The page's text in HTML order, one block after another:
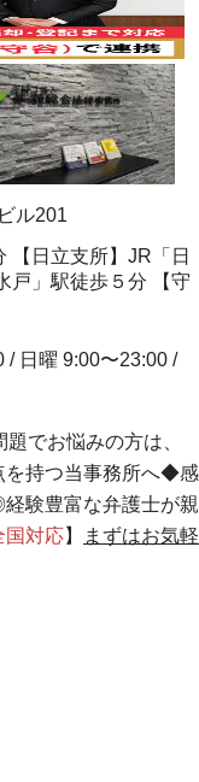
ル201
【日立支所】JR「日
戸」駅徒歩５分 【守
/ 日曜 9:00〜23:00 /
題でお悩みの方は、
を持つ当事務所へ◆感
経験豊富な弁護士が親
国対応】
まずはお気軽